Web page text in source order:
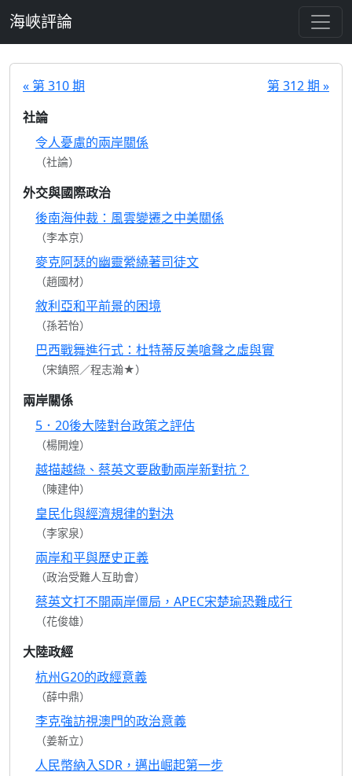
海峽評論
« 第 310 期
第 312 期 »
社論
令人憂慮的兩岸關係
（社論）
外交與國際政治
後南海仲裁：風雲變遷之中美關係
（李本京）
麥克阿瑟的幽靈縈繞著司徒文
（趙國材）
敘利亞和平前景的困境
（孫若怡）
巴西戰舞進行式：杜特蒂反美嗆聲之虛與實
（宋鎮照／程志瀚★）
兩岸關係
5．20後大陸對台政策之評估
（楊開煌）
越描越綠、蔡英文要啟動兩岸新對抗？
（陳建仲）
皇民化與經濟規律的對決
（李家泉）
兩岸和平與歷史正義
（政治受難人互助會）
蔡英文打不開兩岸僵局，APEC宋楚瑜恐難成行
（花俊雄）
大陸政經
杭州G20的政經意義
（薛中鼎）
李克強訪視澳門的政治意義
（姜新立）
人民幣納入SDR，邁出崛起第一步